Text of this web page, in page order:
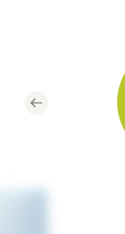
Previous